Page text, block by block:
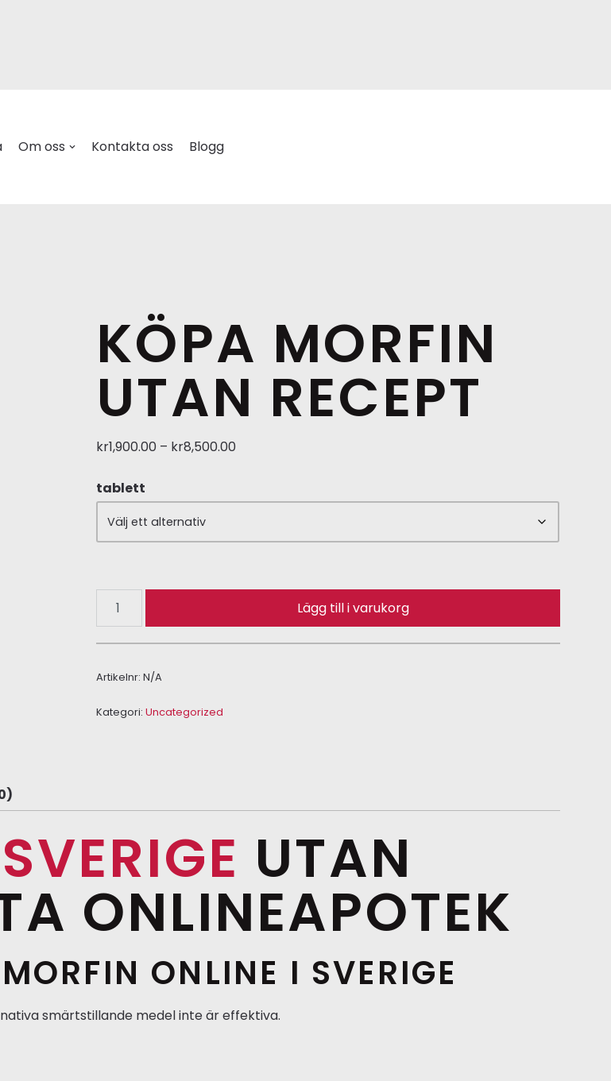
Om oss Kontakta oss Blogg
KÖPA MORFIN
UTAN RECEPT
kr1,900.00 – kr8,500.00
tablett
Lägg till i varukorg
Artikelnr:N/A
Kategori:Uncategorized
UTAN
ONLINEAPOTEK
ONLINE I SVERIGE
smärtstillande medel inte är effektiva.